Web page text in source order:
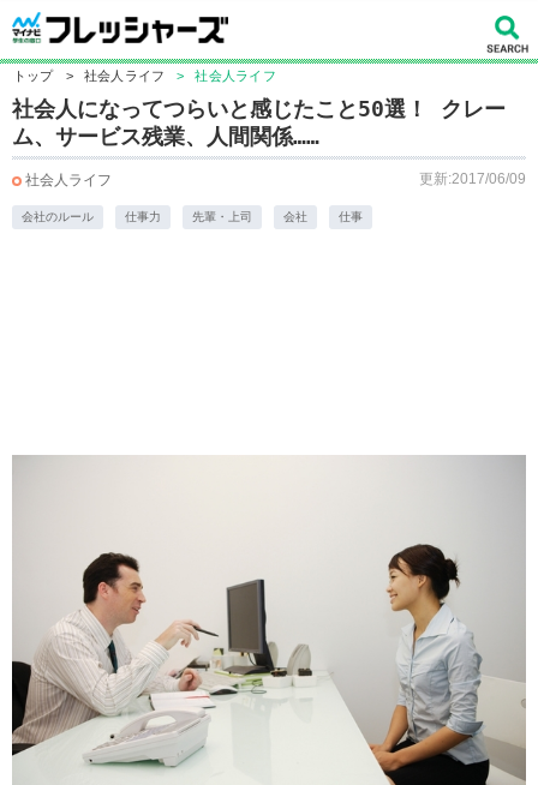
トップ > 社会人ライフ > 社会人ライフ
社会人になってつらいと感じたこと50選！ クレー
ム、サービス残業、人間関係……
社会人ライフ 更新:2017/06/09
会社のルール 仕事力 先輩・上司 会社 仕事